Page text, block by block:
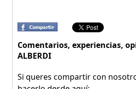
Comentarios, experiencias,
ALBERDI
Si queres compartir con